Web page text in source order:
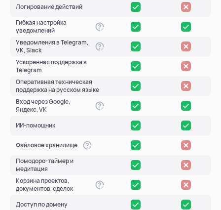
цены
тарифные планы для любых команд
помощь
помогаем научиться работать в Weeek
Логирование действий
Гибкая настройка
уведомлений
Уведомления в Telegram,
VK, Slack
Ускоренная поддержка в
Telegram
Оперативная техническая
поддержка на русском языке
Вход через Google,
Яндекс, VK
ИИ-помощник
Файловое хранилище
Помодоро-таймер и
медитация
Корзина проектов,
документов, сделок
Доступ по домену